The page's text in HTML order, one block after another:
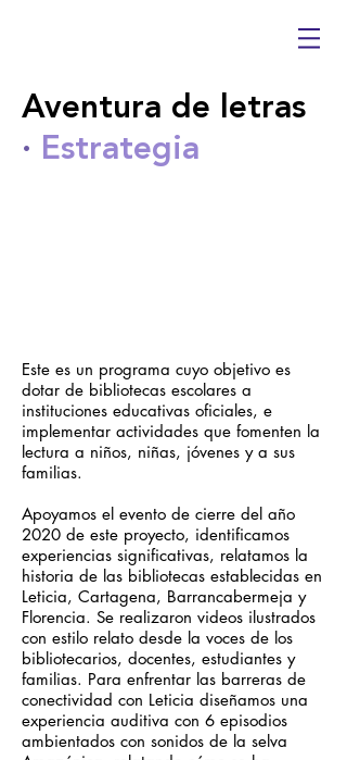
Aventura de letras
· Estrategia
Este es un programa cuyo objetivo es
dotar de bibliotecas escolares a
instituciones educativas oficiales, e
implementar actividades que fomenten la
lectura a niños, niñas, jóvenes y a sus
familias.
Apoyamos el evento de cierre del año
2020 de este proyecto, identificamos
experiencias significativas, relatamos la
historia de las bibliotecas establecidas en
Leticia, Cartagena, Barrancabermeja y
Florencia. Se realizaron videos ilustrados
con estilo relato desde la voces de los
bibliotecarios, docentes, estudiantes y
familias. Para enfrentar las barreras de
conectividad con Leticia diseñamos una
experiencia auditiva con 6 episodios
ambientados con sonidos de la selva